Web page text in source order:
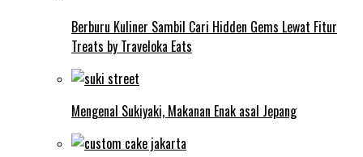
Berburu Kuliner Sambil Cari Hidden Gems Lewat Fitur
Treats by Traveloka Eats
Mengenal Sukiyaki, Makanan Enak asal Jepang